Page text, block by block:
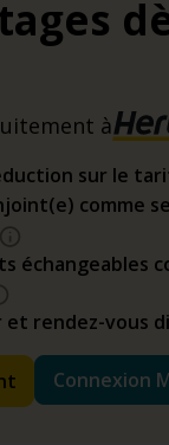
à
sur le
comme
échangeables
et rendez-vous
Connexion